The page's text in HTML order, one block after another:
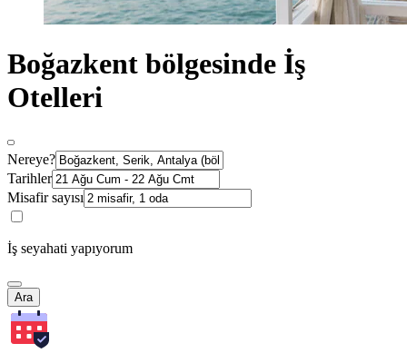
Boğazkent bölgesinde İş
Otelleri
Nereye?
Tarihler
Misafir sayısı
İş seyahati yapıyorum
Ara